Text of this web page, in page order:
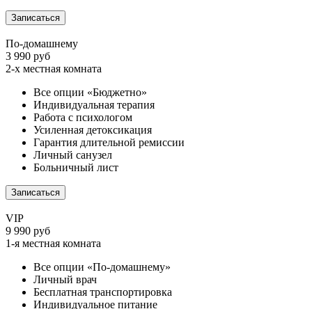
Записаться
По-домашнему
3 990 руб
2-х местная комната
Все опции «Бюджетно»
Индивидуальная терапия
Работа с психологом
Усиленная детоксикация
Гарантия длительной ремиссии
Личный санузел
Больничный лист
Записаться
VIP
9 990 руб
1-я местная комната
Все опции «По-домашнему»
Личный врач
Бесплатная транспортировка
Индивидуальное питание